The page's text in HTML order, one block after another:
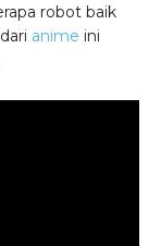
robot baik
anime ini